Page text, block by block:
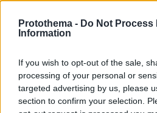
Protothema - Do Not Process
Information
If you wish to opt-out of the sale,
processing of your personal or
targeted advertising by us, please
section to confirm your selection.